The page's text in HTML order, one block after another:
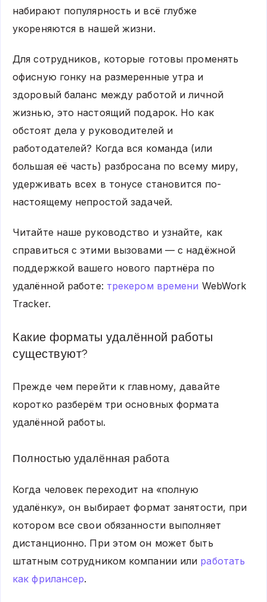
набирают популярность и всё глубже
укореняются в нашей жизни.
Для сотрудников, которые готовы променять
офисную гонку на размеренные утра и
здоровый баланс между работой и личной
жизнью, это настоящий подарок. Но как
обстоят дела у руководителей и
работодателей? Когда вся команда (или
большая её часть) разбросана по всему миру,
удерживать всех в тонусе становится по-
настоящему непростой задачей.
Читайте наше руководство и узнайте, как
справиться с этими вызовами — с надёжной
поддержкой вашего нового партнёра по
удалённой работе: трекером времени WebWork
Tracker.
Какие форматы удалённой работы
существуют?
Прежде чем перейти к главному, давайте
коротко разберём три основных формата
удалённой работы.
Полностью удалённая работа
Когда человек переходит на «полную
удалёнку», он выбирает формат занятости, при
котором все свои обязанности выполняет
дистанционно. При этом он может быть
штатным сотрудником компании или работать
как фрилансер.